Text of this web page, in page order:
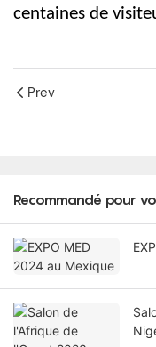
centaines de
Prev
Recommandé pour